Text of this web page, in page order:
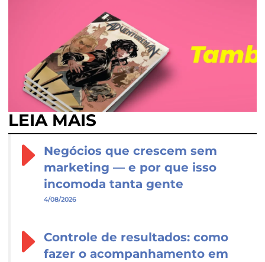
LEIA MAIS
Negócios que crescem sem
marketing — e por que isso
incomoda tanta gente
4/08/2026
Controle de resultados: como
fazer o acompanhamento em